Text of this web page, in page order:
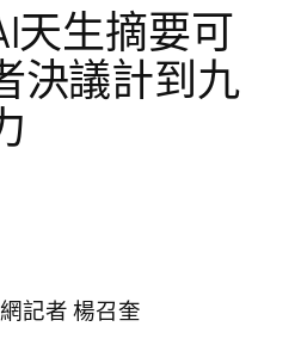
天生摘要可
決議計到九
記者 楊召奎